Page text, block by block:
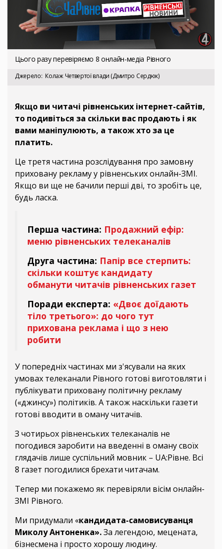
Цього разу перевіряємо 8 онлайн-медіа Рівного
Джерело Колаж Четвертої влади (Дмитро Сердюк)
Якщо ви читачі рівненських інтернет-сайтів,
то подивіться за скільки вас продають і як
вами маніпулюють, а також хто за це
платить.
Це третя частина розслідування про замовну
приховану рекламу у рівненських онлайн-ЗМІ.
Якщо ви ще не бачили перші дві, то зробіть це,
будь ласка.
Перша частина: Продажний ефір:
меню рівненських телеканалів
Друга частина: Папір все стерпить:
скільки коштує кандидату
обманути читачів рівненських газет
Поради експерта: «Двоє доїдають
тіло третього»: до чого тут
прихована реклама і що з нею
робити
У попередніх частинах ми з'ясували на яких
умовах телеканали Рівного готові виготовляти і
публікувати приховану політичну рекламу
(«джинсу») політиків. А також наскільки газети
готові вводити в оману читачів.
З чотирьох рівненських телеканалів не
погодився заробити на введенні в оману своїх
глядачів лише суспільний мовник – UA:Рівне. Всі
8 газет погодилися брехати читачам.
Тепер ми покажемо як перевіряли вісім онлайн-
ЗМІ Рівного.
Ми придумали «кандидата-самовисуванця
Миколу Антоненка».За легендою, мецената,
бізнесмена і просто хорошу людину.